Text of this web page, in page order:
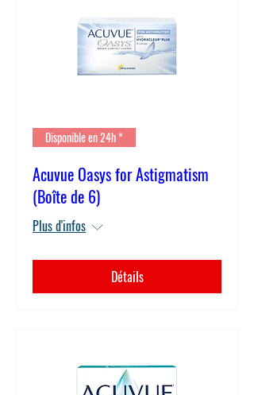
Disponible en 24h *
Acuvue Oasys for Astigmatism
(Boîte de 6)
Plus d'infos
Détails